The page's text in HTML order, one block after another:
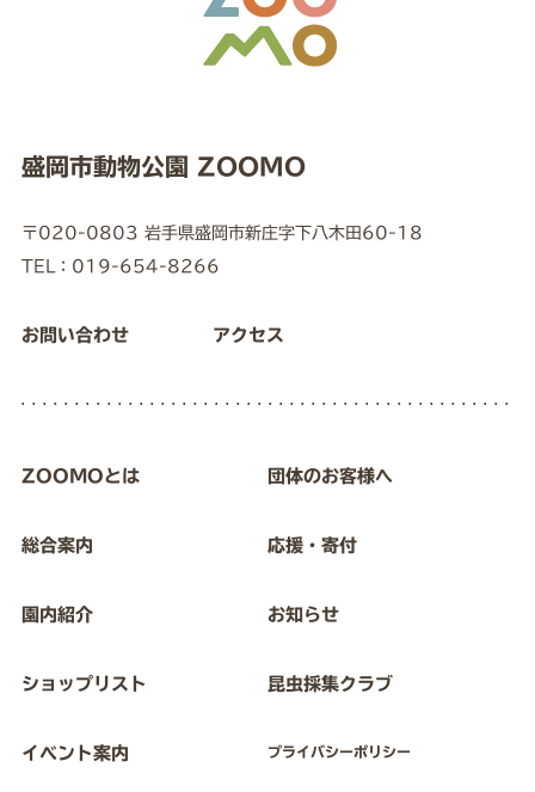
盛岡市動物公園 ZOOMO
〒020-0803 岩手県盛岡市新庄字下八木田60-18
TEL：019-654-8266
お問い合わせ アクセス
ZOOMOとは
総合案内
園内紹介
ショップリスト
イベント案内
団体のお客様へ
応援・寄付
お知らせ
昆虫採集クラブ
プライバシーポリシー